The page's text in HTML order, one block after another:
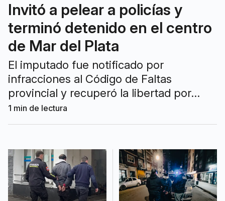
Invitó a pelear a policías y
terminó detenido en el centro
de Mar del Plata
El imputado fue notificado por
infracciones al Código de Faltas
provincial y recuperó la libertad por
disposición del Juzgado Correccional
Nº3.
1 min de lectura